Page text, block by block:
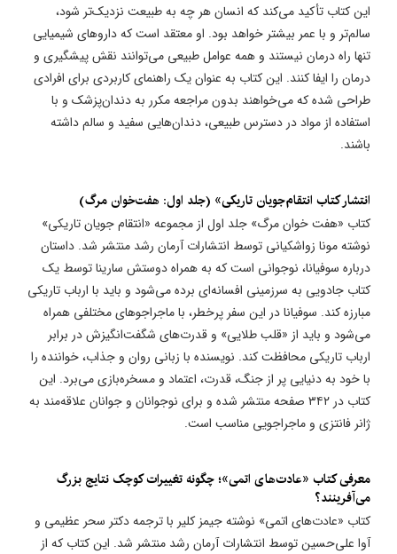
این کتاب تأکید می‌کند که انسان هر چه به طبیعت نزدیک‌تر شود،
سالم‌تر و با عمر بیشتر خواهد بود. او معتقد است که داروهای شیمیایی
تنها راه درمان نیستند و همه عوامل طبیعی می‌توانند نقش پیشگیری و
درمان را ایفا کنند. این کتاب به عنوان یک راهنمای کاربردی برای افرادی
طراحی شده که می‌خواهند بدون مراجعه مکرر به دندان‌پزشک و با
استفاده از مواد در دسترس طبیعی، دندان‌هایی سفید و سالم داشته
باشند.
انتشار کتاب ​انتقام‌جویان تاریکی» (جلد اول: هفت‌خوان مرگ)
کتاب «هفت خوان مرگ» جلد اول از مجموعه «انتقام جویان تاریکی»
نوشته مونا زواشکیانی توسط انتشارات آرمان رشد منتشر شد. داستان
درباره سوفیانا، نوجوانی است که به همراه دوستش سارینا توسط یک
کتاب جادویی به سرزمینی افسانه‌ای برده می‌شود و باید با ارباب تاریکی
مبارزه کند. سوفیانا در این سفر پرخطر، با ماجراجوهای مختلفی همراه
می‌شود و باید از «قلب طلایی» و قدرت‌های شگفت‌انگیزش در برابر
ارباب تاریکی محافظت کند. نویسنده با زبانی روان و جذاب، خواننده را
با خود به دنیایی پر از جنگ، قدرت، اعتماد و مسخره‌بازی می‌برد. این
کتاب در ۳۴۲ صفحه منتشر شده و برای نوجوانان و جوانان علاقه‌مند به
ژانر فانتزی و ماجراجویی مناسب است.
معرفی کتاب «عادت‌های اتمی»؛ چگونه تغییرات کوچک نتایج بزرگ
می‌آفرینند؟
کتاب «عادت‌های اتمی» نوشته جیمز کلیر با ترجمه دکتر سحر عظیمی و
آوا علی‌حسین توسط انتشارات آرمان رشد منتشر شد. این کتاب که از